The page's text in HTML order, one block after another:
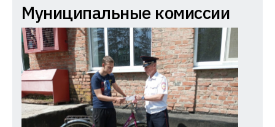
Комиссия
по
делам
несовершеннолетних
и
защите
их
Муниципальные комиссии